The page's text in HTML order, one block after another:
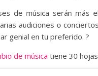
de música serán más
audiciones o
genial en tu preferido. ?
de música tiene 30